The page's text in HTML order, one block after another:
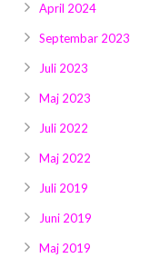
April 2024
Septembar 2023
Juli 2023
Maj 2023
Juli 2022
Maj 2022
Juli 2019
Juni 2019
Maj 2019